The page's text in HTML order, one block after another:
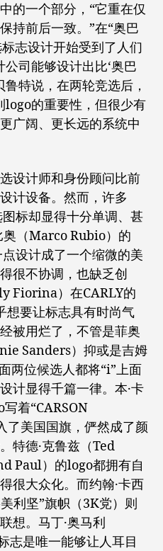
的一个部分，“它重在仅
持前后一致。”在“奥巴
志设计开始受到了人们
司能够设计出比‘奥巴
特说，在两轮竞选后，
logo的重要性，但很少有
广阔、更长远的系统中
设计师和身份顾问比前
计设备。然而，许多
标却显得十分单调、甚
奥（Marco Rubio）的
设计成了一个缩微的美
很不协调，也缺乏创
Fiorina）在CARLY的
想要让标志具有时尚气
被用烂了，不管是菲奥
Sanders）抑或是吉姆
两位候选人都将“i”上面
计显得千篇一律。本·卡
着“CARSON
了美国国旗，俨然成了颜
特德·克鲁兹（Ted
Paul）的logo都拥有自
很大众化。而约翰·卡西
利坚”旗帜（3K党）则
想。马丁·奥马利
志是唯一能够让人耳目